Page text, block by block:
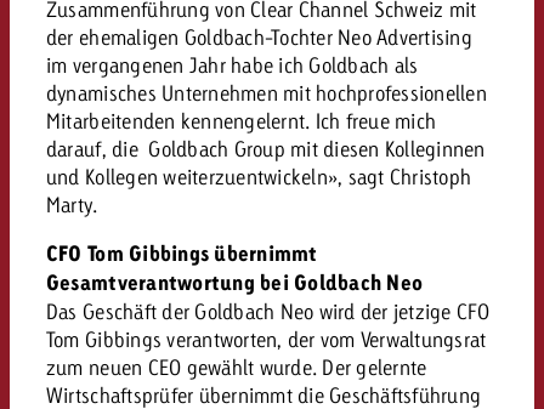
Offerte anfordern
Kontaktiere uns
Du kennst die Eckpunkte
Kampagne und willst
Offerte anfordern
Offerte anfordern
Offerte anfordern
Zum Beitrag
Möchtest du mehr zu
erfahren und brauchst
Kontaktiere uns
Du kennst die Eckpunkte
Kampagne und willst wissen,
kostet.
Möchtest du mehr über
und brauchst Beratung?
Kontaktiere uns
Du kennst die Eckpunkte
Kampagne und willst wissen,
kostet.
Zusammenführung von Clear Channel Schweiz mit
der ehemaligen Goldbach-Tochter Neo Advertising
im vergangenen Jahr habe ich Goldbach als
dynamisches Unternehmen mit hochprofessionellen
Mitarbeitenden kennengelernt. Ich freue mich
darauf, die Goldbach Group mit diesen Kolleginnen
und Kollegen weiterzuentwickeln», sagt Christoph
Marty.
CFO Tom Gibbings übernimmt
Gesamtverantwortung bei Goldbach Neo
Das Geschäft der Goldbach Neo wird der jetzige CFO
Tom Gibbings verantworten, der vom Verwaltungsrat
zum neuen CEO gewählt wurde. Der gelernte
Wirtschaftsprüfer übernimmt die Geschäftsführung